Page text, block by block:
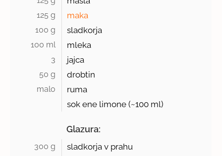
125 g maka
100 g sladkorja
100 ml mleka
3 jajca
50 g drobtin
malo
ruma
sok ene limone (~100 ml)
Glazura:
300 g sladkorja v prahu